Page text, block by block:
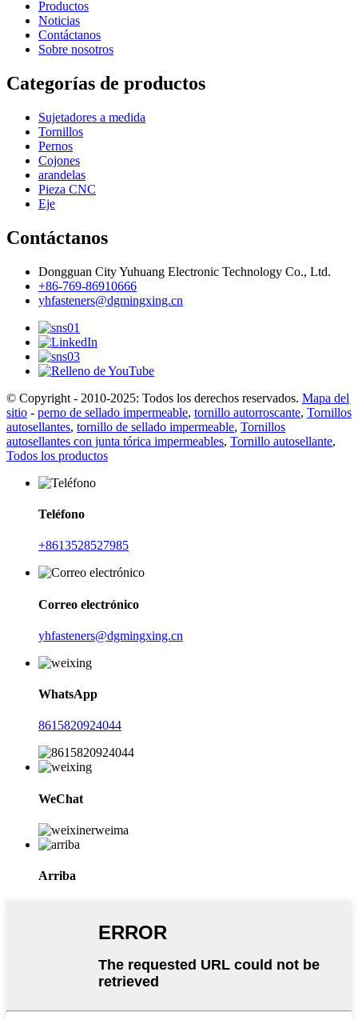
Productos
Noticias
Contáctanos
Sobre nosotros
Categorías de productos
Sujetadores a medida
Tornillos
Pernos
Cojones
arandelas
Pieza CNC
Eje
Contáctanos
Dongguan City Yuhuang Electronic Technology Co., Ltd.
+86-769-86910666
yhfasteners@dgmingxing.cn
© Copyright - 2010-2025: Todos los derechos reservados. Mapa del
sitio - perno de sellado impermeable, tornillo autorroscante, Tornillos
autosellantes, tornillo de sellado impermeable, Tornillos
autosellantes con junta tórica impermeables, Tornillo autosellante,
Todos los productos
Teléfono
+8613528527985
Correo electrónico
yhfasteners@dgmingxing.cn
WhatsApp
8615820924044
WeChat
Arriba